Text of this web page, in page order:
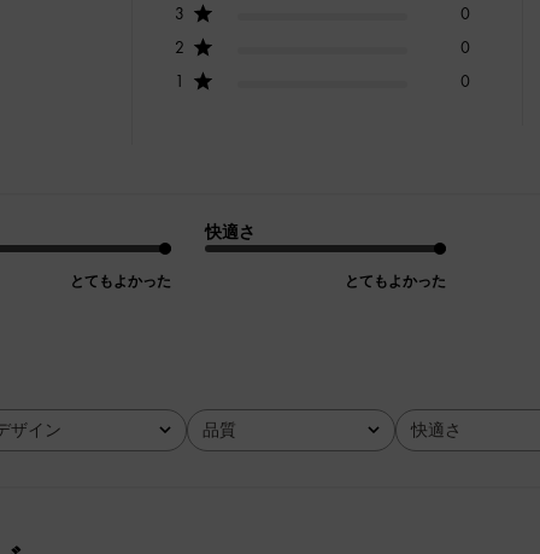
3
0
2
0
1
0
とてもよかった
快適さ
とてもよかった
ザイン
全て 品質
全て 快適さ
全て